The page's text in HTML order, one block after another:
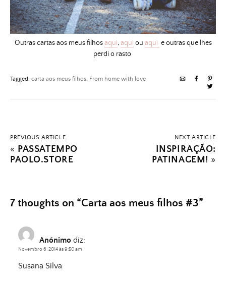
Outras cartas aos meus filhosaqui,aqui ou aqui e outras que lhes
perdi o rasto
Tagged: carta aos meus filhos, From home with love
PREVIOUS ARTICLE
« PASSATEMPO
PAOLO.STORE
NEXT ARTICLE
INSPIRAÇÃO:
PATINAGEM! »
7 thoughts on “Carta aos meus filhos #3”
Anónimo diz:
Novembro 6, 2014 às 9:50 am
Susana Silva